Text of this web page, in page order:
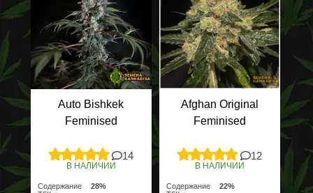
Auto Bishkek
Feminised
14
В НАЛИЧИИ
Содержание
28%
Afghan Original
Feminised
12
В НАЛИЧИИ
Содержание
22%